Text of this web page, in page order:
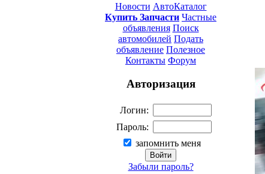
Новости АвтоКаталог
Купить Запчасти Частные
объявления Поиск
автомобилей Подать
объявление Полезное
Контакты Форум
Авторизация
Логин:
Пароль:
запомнить меня
Забыли пароль?